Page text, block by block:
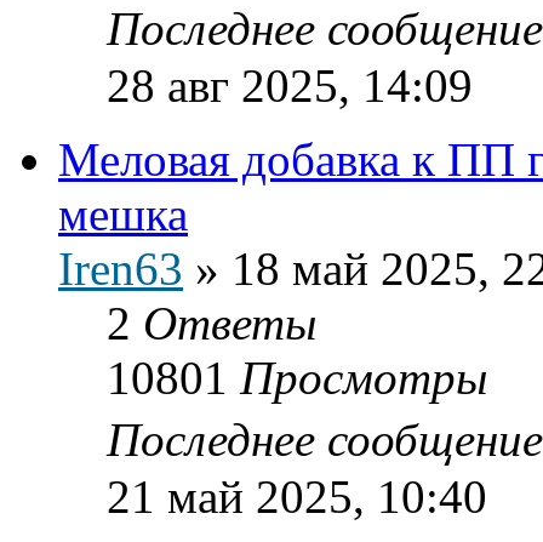
Последнее
28 авг 2025, 14:09
Меловая добавка к ПП
мешка
Iren63 » 18 май 2025,
2 Ответы
10801 Просмотры
Последнее
21 май 2025, 10:40